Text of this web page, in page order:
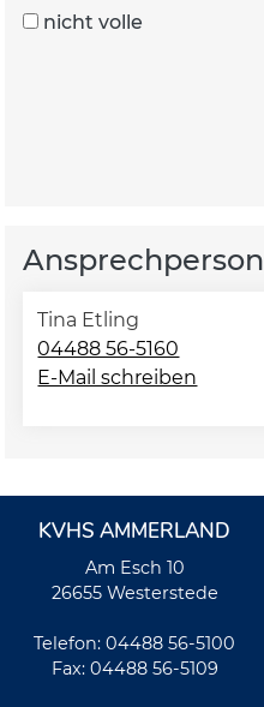
nicht volle
Ansprechperson
Tina Etling
04488 56-5160
E-Mail schreiben
KVHS AMMERLAND
Am Esch 10
26655 Westerstede
Telefon: 04488 56-5100
Fax: 04488 56-5109